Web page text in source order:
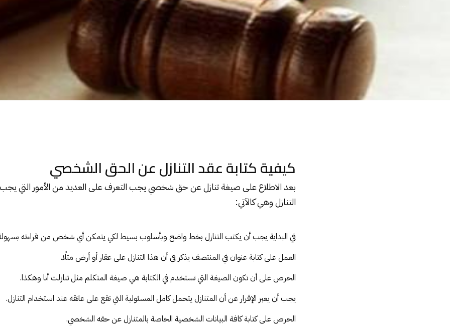
كيفية كتابة عقد التنازل عن الحق الشخصي
بعد الاطلاع على صيغة تنازل عن حق شخصي يجب التعرف على العديد من الأمور التي يجب
التنازل وهي كالآتي:
في البداية يجب أن يكتب التنازل بخط واضح وبأسلوب بسيط لكي يتمكن أي شخص من قراءته
العمل على كتابة عنوان في المنتصف يذكر في أن هذا التنازل على عقار أو أرض مثلًا.
الحرص على أن تكون الصيغة التي تستخدم في الكتابة هي صيغة المتكلم مثل تنازلت أنا وهكذا.
يجب أن يعبر الإقرار عن أن المتنازل يتحمل كامل المسئولية التي تقع على عاتقه عند استخدام التنازل.
الحرص على كتابة كافة البيانات الشخصية الخاصة بالمتنازل عن حقه الشخصي.